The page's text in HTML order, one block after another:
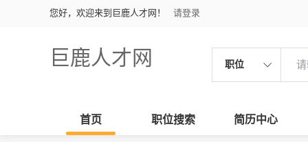
您好，欢迎来到巨鹿人才网！ 请登录
巨鹿人才网 职位
首页 职位搜索 简历中心